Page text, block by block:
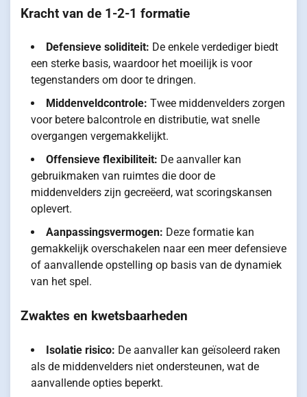
Kracht van de 1-2-1 formatie
Defensieve soliditeit: De enkele verdediger biedt
een sterke basis, waardoor het moeilijk is voor
tegenstanders om door te dringen.
Middenveldcontrole: Twee middenvelders zorgen
voor betere balcontrole en distributie, wat snelle
overgangen vergemakkelijkt.
Offensieve flexibiliteit: De aanvaller kan
gebruikmaken van ruimtes die door de
middenvelders zijn gecreëerd, wat scoringskansen
oplevert.
Aanpassingsvermogen: Deze formatie kan
gemakkelijk overschakelen naar een meer defensieve
of aanvallende opstelling op basis van de dynamiek
van het spel.
Zwaktes en kwetsbaarheden
Isolatie risico: De aanvaller kan geïsoleerd raken
als de middenvelders niet ondersteunen, wat de
aanvallende opties beperkt.